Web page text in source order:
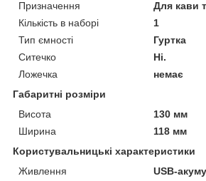
Призначення
Для кави
Кількість в наборі
1
Тип ємності
Гуртка
Ситечко
Ні.
Ложечка
немає
Габаритні розміри
Висота
130 мм
Ширина
118 мм
Користувальницькі характеристики
Живлення
USB-